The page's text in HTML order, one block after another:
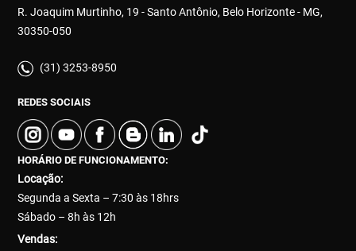
R. Joaquim Murtinho, 19 - Santo Antônio, Belo Horizonte - MG,
30350-050
(31) 3253-8950
REDES SOCIAIS
HORÁRIO DE FUNCIONAMENTO:
Locação:
Segunda a Sexta – 7:30 às 18hrs
Sábado – 8h às 12h
Vendas: